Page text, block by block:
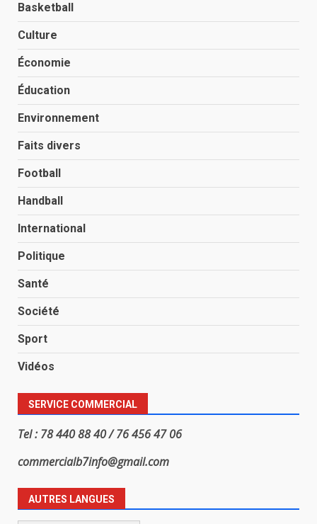
Basketball
Culture
Économie
Éducation
Environnement
Faits divers
Football
Handball
International
Politique
Santé
Société
Sport
Vidéos
SERVICE COMMERCIAL
Tel : 78 440 88 40 / 76 456 47 06
commercialb7info@gmail.com
AUTRES LANGUES